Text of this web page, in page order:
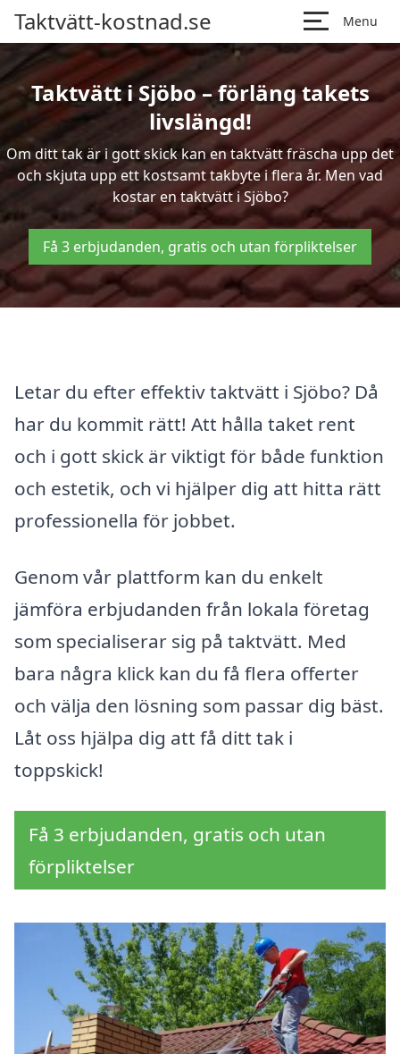
Taktvätt-kostnad.se Menu
Taktvätt i Sjöbo – förläng takets
livslängd!
Om ditt tak är i gott skick kan en taktvätt fräscha upp det
och skjuta upp ett kostsamt takbyte i flera år. Men vad
kostar en taktvätt i Sjöbo?
Få 3 erbjudanden, gratis och utan förpliktelser
Letar du efter effektiv taktvätt i Sjöbo? Då
har du kommit rätt! Att hålla taket rent
och i gott skick är viktigt för både funktion
och estetik, och vi hjälper dig att hitta rätt
professionella för jobbet.
Genom vår plattform kan du enkelt
jämföra erbjudanden från lokala företag
som specialiserar sig på taktvätt. Med
bara några klick kan du få flera offerter
och välja den lösning som passar dig bäst.
Låt oss hjälpa dig att få ditt tak i
toppskick!
Få 3 erbjudanden, gratis och utan
förpliktelser